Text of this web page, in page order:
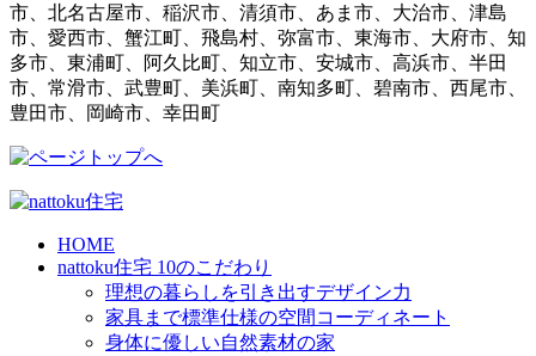
市、北名古屋市、稲沢市、清須市、あま市、大治市、津島
市、愛西市、蟹江町、飛島村、弥富市、東海市、大府市、知
多市、東浦町、阿久比町、知立市、安城市、高浜市、半田
市、常滑市、武豊町、美浜町、南知多町、碧南市、西尾市、
豊田市、岡崎市、幸田町
HOME
nattoku住宅 10のこだわり
理想の暮らしを引き出すデザイン力
家具まで標準仕様の空間コーディネート
身体に優しい自然素材の家